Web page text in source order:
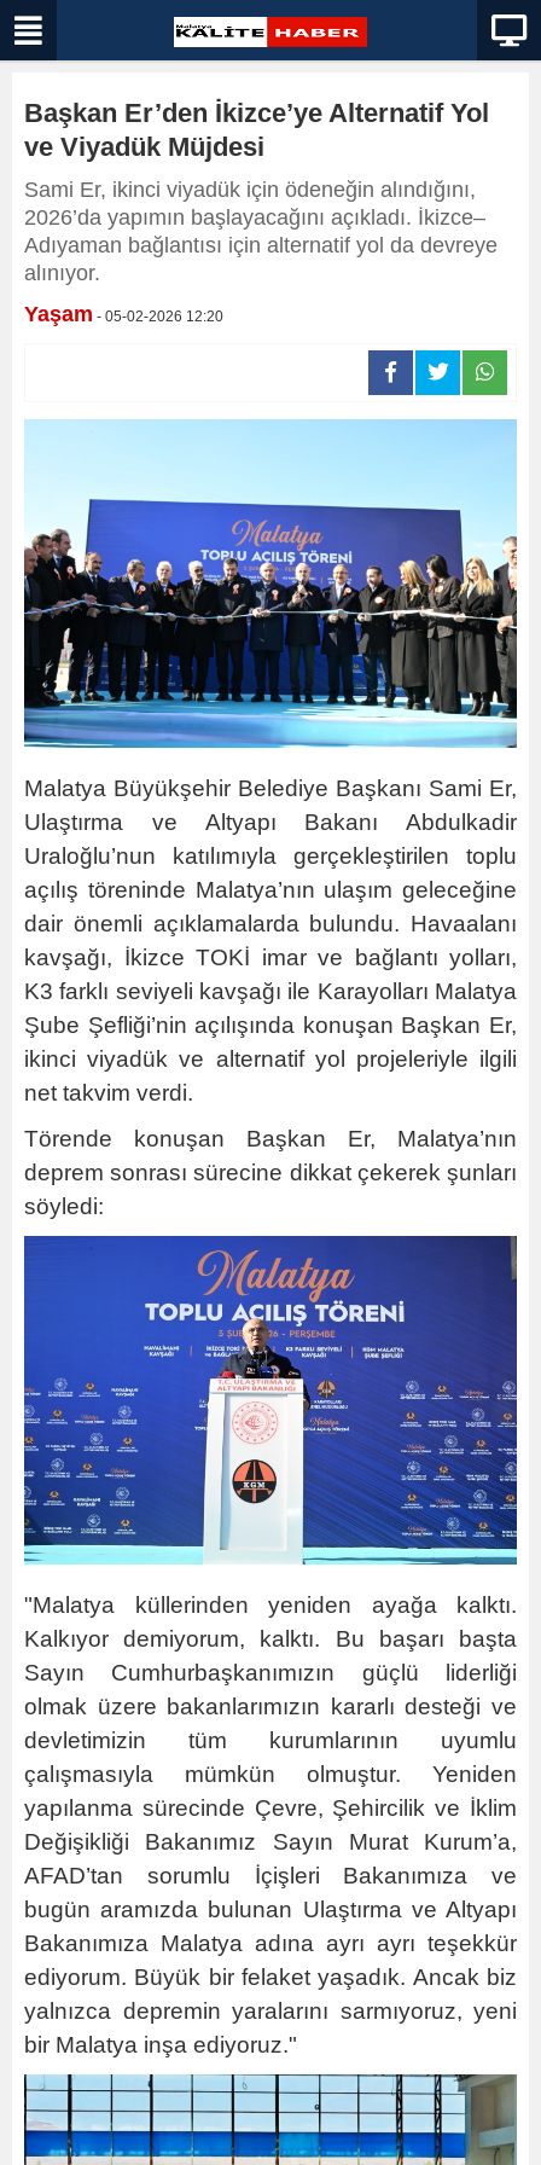
Başkan Er’den İkizce’ye Alternatif Yol
ve Viyadük Müjdesi
Sami Er, ikinci viyadük için ödeneğin alındığını,
2026’da yapımın başlayacağını açıkladı. İkizce–
Adıyaman bağlantısı için alternatif yol da devreye
alınıyor.
Yaşam - 05-02-2026 12:20
Malatya Büyükşehir Belediye Başkanı Sami Er,
Ulaştırma ve Altyapı Bakanı Abdulkadir
Uraloğlu’nun katılımıyla gerçekleştirilen toplu
açılış töreninde Malatya’nın ulaşım geleceğine
dair önemli açıklamalarda bulundu. Havaalanı
kavşağı, İkizce TOKİ imar ve bağlantı yolları,
K3 farklı seviyeli kavşağı ile Karayolları Malatya
Şube Şefliği’nin açılışında konuşan Başkan Er,
ikinci viyadük ve alternatif yol projeleriyle ilgili
net takvim verdi.
Törende konuşan Başkan Er, Malatya’nın
deprem sonrası sürecine dikkat çekerek şunları
söyledi:
"Malatya küllerinden yeniden ayağa kalktı.
Kalkıyor demiyorum, kalktı. Bu başarı başta
Sayın Cumhurbaşkanımızın güçlü liderliği
olmak üzere bakanlarımızın kararlı desteği ve
devletimizin tüm kurumlarının uyumlu
çalışmasıyla mümkün olmuştur. Yeniden
yapılanma sürecinde Çevre, Şehircilik ve İklim
Değişikliği Bakanımız Sayın Murat Kurum’a,
AFAD’tan sorumlu İçişleri Bakanımıza ve
bugün aramızda bulunan Ulaştırma ve Altyapı
Bakanımıza Malatya adına ayrı ayrı teşekkür
ediyorum. Büyük bir felaket yaşadık. Ancak biz
yalnızca depremin yaralarını sarmıyoruz, yeni
bir Malatya inşa ediyoruz."